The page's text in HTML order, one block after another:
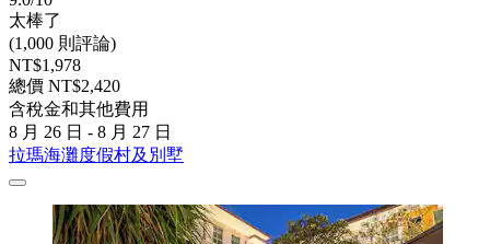
太棒了
(1,000 則評論)
NT$1,978
總價 NT$2,420
含稅金和其他費用
8 月 26 日 - 8 月 27 日
拉瑪海灘度假村及別墅